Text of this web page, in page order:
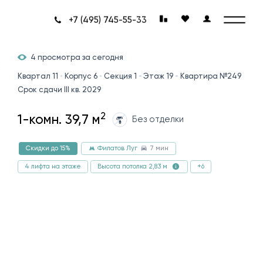
+7 (495) 745-55-33
4 просмотра за сегодня
Квартал 11 Корпус 6 Секция 1 Этаж 19
Квартира №249
Срок сдачи III кв. 2029
1-комн. 39,7 м2 Без отделки
Скидки до 15% Филатов Луг 7 мин
4 лифта на этаже Высота потолка 2,83 м +6